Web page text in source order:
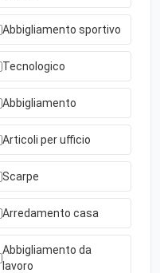
Abbigliamento sportivo
Tecnologico
Abbigliamento
Articoli per ufficio
Scarpe
Arredamento casa
Abbigliamento da
lavoro